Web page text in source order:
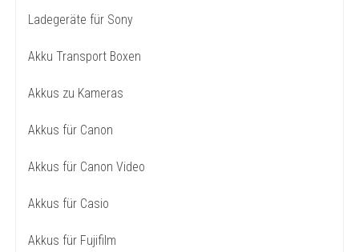
Ladegeräte für Sony
Akku Transport Boxen
Akkus zu Kameras
Akkus für Canon
Akkus für Canon Video
Akkus für Casio
Akkus für Fujifilm